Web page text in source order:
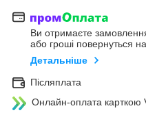
Ви отримаєте
або гроші повернуться
Детальніше
Післяплата
Онлайн-оплата карткою